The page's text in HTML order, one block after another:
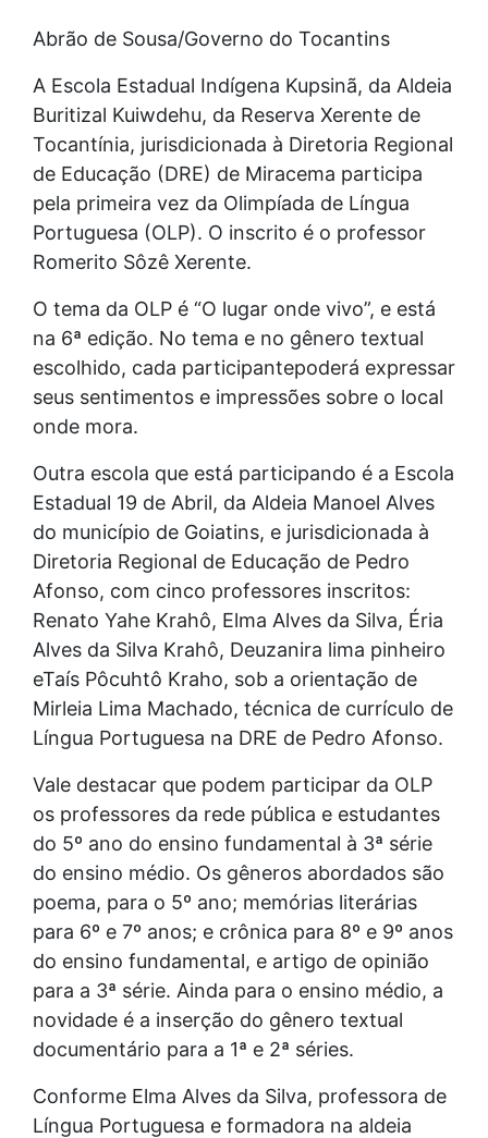
Abrão de Sousa/Governo do Tocantins
A Escola Estadual Indígena Kupsinã, da Aldeia
Buritizal Kuiwdehu, da Reserva Xerente de
Tocantínia, jurisdicionada à Diretoria Regional
de Educação (DRE) de Miracema participa
pela primeira vez da Olimpíada de Língua
Portuguesa (OLP). O inscrito é o professor
Romerito Sôzê Xerente.
O tema da OLP é “O lugar onde vivo”, e está
na 6ª edição. No tema e no gênero textual
escolhido, cada participantepoderá expressar
seus sentimentos e impressões sobre o local
onde mora.
Outra escola que está participando é a Escola
Estadual 19 de Abril, da Aldeia Manoel Alves
do município de Goiatins, e jurisdicionada à
Diretoria Regional de Educação de Pedro
Afonso, com cinco professores inscritos:
Renato Yahe Krahô, Elma Alves da Silva, Éria
Alves da Silva Krahô, Deuzanira lima pinheiro
eTaís Pôcuhtô Kraho, sob a orientação de
Mirleia Lima Machado, técnica de currículo de
Língua Portuguesa na DRE de Pedro Afonso.
Vale destacar que podem participar da OLP
os professores da rede pública e estudantes
do 5º ano do ensino fundamental à 3ª série
do ensino médio. Os gêneros abordados são
poema, para o 5º ano; memórias literárias
para 6º e 7º anos; e crônica para 8º e 9º anos
do ensino fundamental, e artigo de opinião
para a 3ª série. Ainda para o ensino médio, a
novidade é a inserção do gênero textual
documentário para a 1ª e 2ª séries.
Conforme Elma Alves da Silva, professora de
Língua Portuguesa e formadora na aldeia